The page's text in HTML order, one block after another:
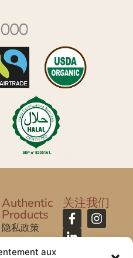
aux
Authentic
Products
隐私政策
法律声明
关注我们